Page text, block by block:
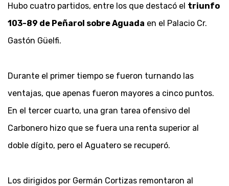
Hubo cuatro partidos, entre los que destacó el triunfo
103-89 de Peñarol sobre Aguada en el Palacio Cr.
Gastón Güelfi.
Durante el primer tiempo se fueron turnando las
ventajas, que apenas fueron mayores a cinco puntos.
En el tercer cuarto, una gran tarea ofensivo del
Carbonero hizo que se fuera una renta superior al
doble dígito, pero el Aguatero se recuperó.
Los dirigidos por Germán Cortizas remontaron al